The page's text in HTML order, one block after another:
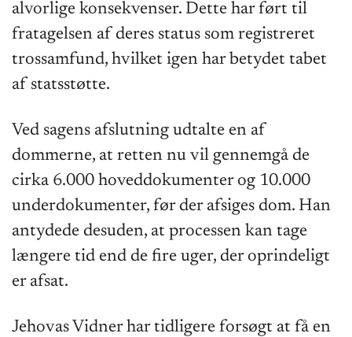
alvorlige konsekvenser. Dette har ført til
fratagelsen af deres status som registreret
trossamfund, hvilket igen har betydet tabet
af statsstøtte.
Ved sagens afslutning udtalte en af
dommerne, at retten nu vil gennemgå de
cirka 6.000 hoveddokumenter og 10.000
underdokumenter, før der afsiges dom. Han
antydede desuden, at processen kan tage
længere tid end de fire uger, der oprindeligt
er afsat.
Jehovas Vidner har tidligere forsøgt at få en